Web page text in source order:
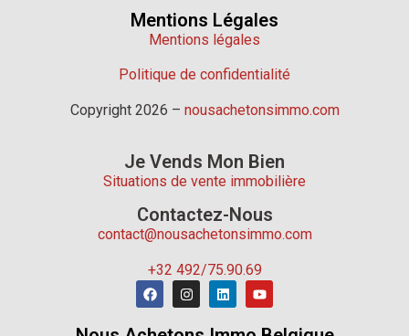
Mentions Légales
Mentions légales
Politique de confidentialité
Copyright 2026 – nousachetonsimmo.com
Je Vends Mon Bien
Situations de vente immobilière
Contactez-Nous
contact@nousachetonsimmo.com
+32 492/75.90.69